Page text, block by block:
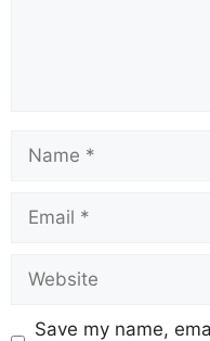
Save my name,